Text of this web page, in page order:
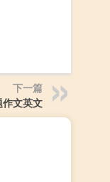
下一篇
文英文